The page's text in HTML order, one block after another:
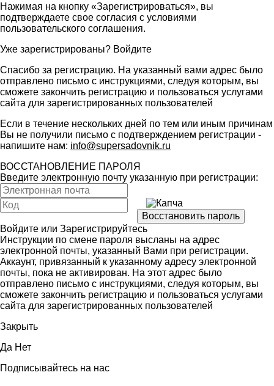
Нажимая на кнопку «Зарегистрироваться», вы
подтверждаете свое согласия с условиями
пользовательского соглашения.
Уже зарегистрированы? Войдите
Спасибо за регистрацию. На указанный вами адрес было
отправлено письмо с инструкциями, следуя которым, вы
сможете закончить регистрацию и пользоваться услугами
сайта для зарегистрированных пользователей
Если в течение нескольких дней по тем или иным причинам
Вы не получили письмо с подтверждением регистрации -
напишите нам: info@supersadovnik.ru
ВОССТАНОВЛЕНИЕ ПАРОЛЯ
Введите электронную почту указанную при регистрации:
Войдите или Зарегистрируйтесь
Инструкции по смене пароля высланы на адрес
электронной почты, указанный Вами при регистрации.
Аккаунт, привязанный к указанному адресу электронной
почты, пока не активирован. На этот адрес было
отправлено письмо с инструкциями, следуя которым, вы
сможете закончить регистрацию и пользоваться услугами
сайта для зарегистрированных пользователей
Закрыть
Да Нет
Подписывайтесь на нас